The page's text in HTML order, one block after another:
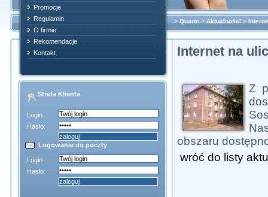
> Quarto > Aktualności >
Internet na
Z
obszaru
wróć do listy
Promocje
Regulamin
O firmie
Rekomendacje
Kontakt
Strefa Klienta
Login:
Hasło:
Logowanie do poczty
Login:
Hasło: